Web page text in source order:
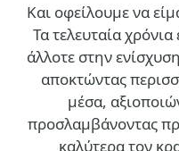
Και οφείλουμε να
Τα τελευταία
άλλοτε στην
αποκτώντας
μέσα,
προσλαμβάνοντας
καλύτερα τον